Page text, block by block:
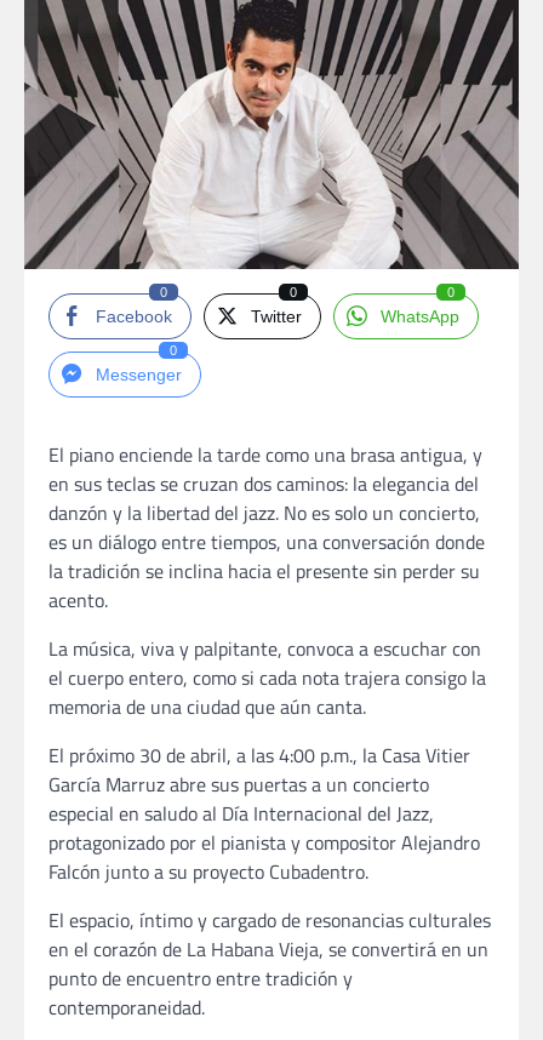
Facebook
0
Twitter
0
WhatsApp
0
Messenger
0
El piano enciende la tarde como una brasa antigua, y
en sus teclas se cruzan dos caminos: la elegancia del
danzón y la libertad del jazz. No es solo un concierto,
es un diálogo entre tiempos, una conversación donde
la tradición se inclina hacia el presente sin perder su
acento.
La música, viva y palpitante, convoca a escuchar con
el cuerpo entero, como si cada nota trajera consigo la
memoria de una ciudad que aún canta.
El próximo 30 de abril, a las 4:00 p.m., la Casa Vitier
García Marruz abre sus puertas a un concierto
especial en saludo al Día Internacional del Jazz,
protagonizado por el pianista y compositor Alejandro
Falcón junto a su proyecto Cubadentro.
El espacio, íntimo y cargado de resonancias culturales
en el corazón de La Habana Vieja, se convertirá en un
punto de encuentro entre tradición y
contemporaneidad.